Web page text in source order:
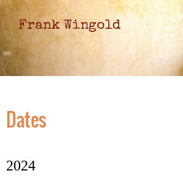
Frank Wingold
Dates
2024